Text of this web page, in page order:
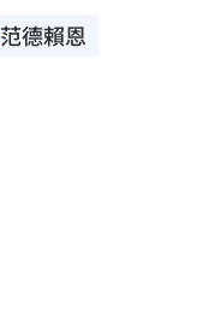
范德賴恩